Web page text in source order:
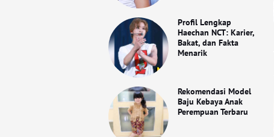
Profil Lengkap
Haechan NCT: Karier,
Bakat, dan Fakta
Menarik
Rekomendasi Model
Baju Kebaya Anak
Perempuan Terbaru